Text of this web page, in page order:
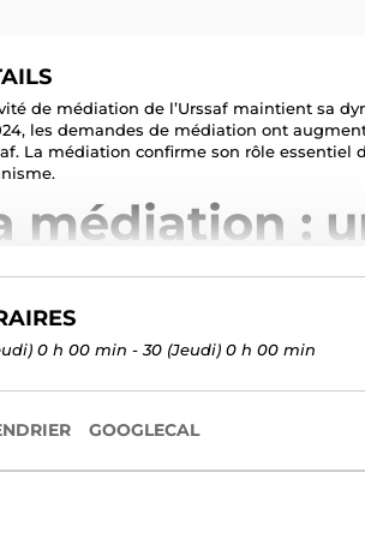
de médiation de l’Urssaf maintient sa
les demandes de médiation ont
La médiation confirme son rôle essentiel
médiation :
de
en 2019, la médiation est une offre
de ses démarches auprès de l’Urssaf.
Cette dernière permet de trouver
indépendants, ont également la
0 h 00 min - 30 (Jeudi) 0 h 00 min
GOOGLECAL